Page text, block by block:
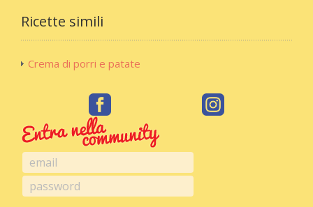
Ricette simili
Crema di porri e patate